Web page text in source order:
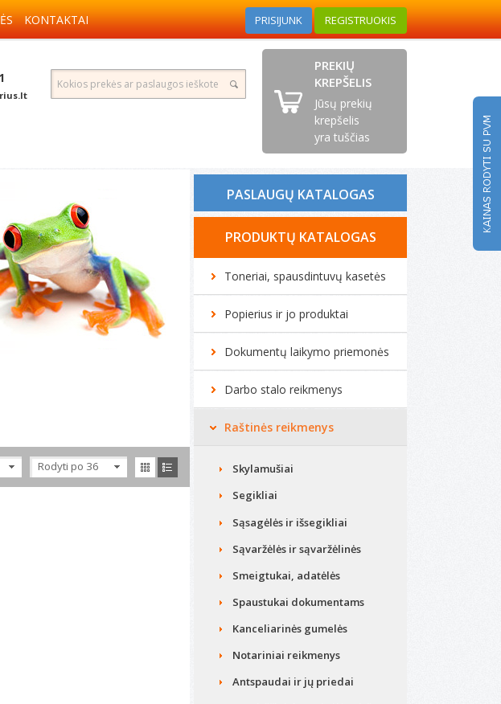
KONTAKTAI PRISIJUNK REGISTRUOKIS
PREKIŲ
KREPŠELIS
Jūsų prekių
krepšelis
yra tuščias
Rodyti po 36
PASLAUGŲ KATALOGAS
Tonerio kasečių pildymas
Spausdintuvų remontas
Biuro technikos remontas
Kompiuterių remontas
PRODUKTŲ KATALOGAS
Toneriai, spausdintuvų kasetės
Popierius ir jo produktai
Dokumentų laikymo priemonės
Darbo stalo reikmenys
Raštinės reikmenys
Skylamušiai
Segikliai
Sąsagėlės ir išsegikliai
Sąvaržėlės ir sąvaržėlinės
Smeigtukai, adatėlės
Spaustukai dokumentams
Kanceliarinės gumelės
Notariniai reikmenys
Antspaudai ir jų priedai